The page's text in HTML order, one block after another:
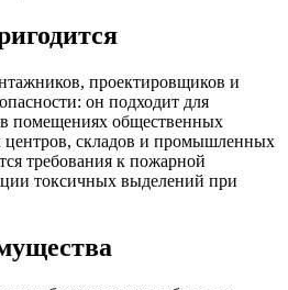
проектировщиков и
он подходит для
помещениях общественных
центров, складов и промышленных
требования к пожарной
токсичных выделений при